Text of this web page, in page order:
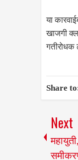
या
खाजगी
गतीरोधक
Share
Next